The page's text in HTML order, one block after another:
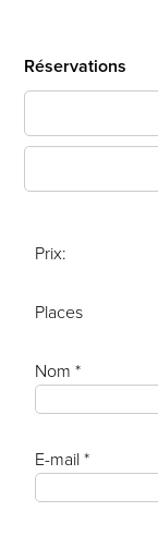
Réservations
Prix:
Places
Nom *
E-mail *